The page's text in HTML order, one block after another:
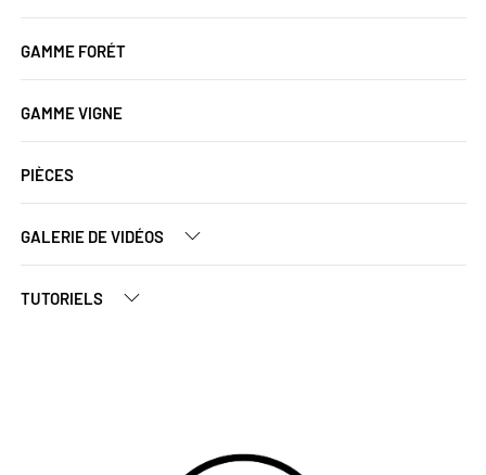
GAMME FORÉT
GAMME VIGNE
PIÈCES
GALERIE DE VIDÉOS
TUTORIELS